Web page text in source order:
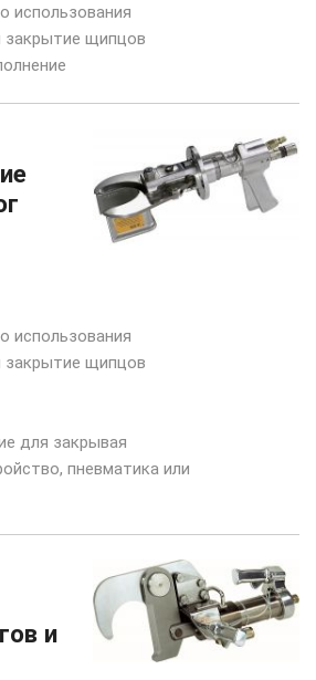
использования
щипцов
использования
закрытие щипцов
для закрывая
пневматика или
и